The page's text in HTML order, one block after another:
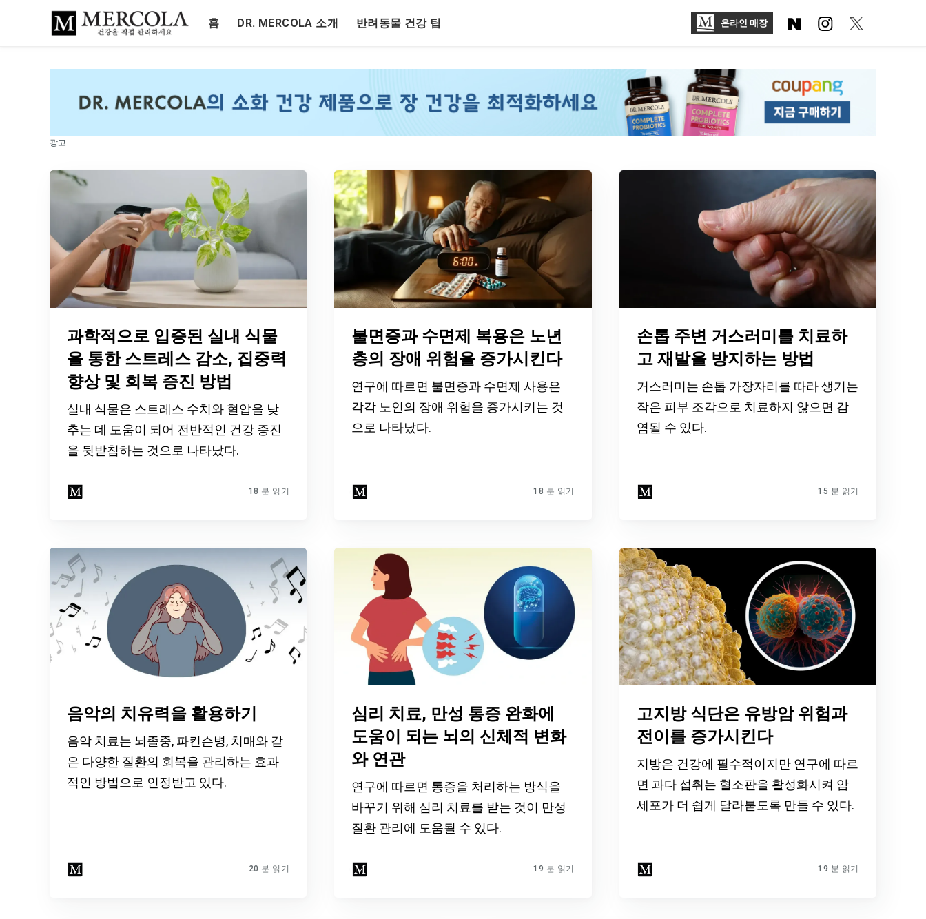
홈 DR. MERCOLA 소개 반려동물 건강 팁 온라인 매장
광고
과학적으로 입증된 실내 식물
을 통한 스트레스 감소, 집중력
향상 및 회복 증진 방법
실내 식물은 스트레스 수치와 혈압을 낮
추는 데 도움이 되어 전반적인 건강 증진
을 뒷받침하는 것으로 나타났다.
18 분 읽기
불면증과 수면제 복용은 노년
층의 장애 위험을 증가시킨다
연구에 따르면 불면증과 수면제 사용은
각각 노인의 장애 위험을 증가시키는 것
으로 나타났다.
18 분 읽기
손톱 주변 거스러미를 치료하
고 재발을 방지하는 방법
거스러미는 손톱 가장자리를 따라 생기는
작은 피부 조각으로 치료하지 않으면 감
염될 수 있다.
15 분 읽기
음악의 치유력을 활용하기
음악 치료는 뇌졸중, 파킨슨병, 치매와 같
은 다양한 질환의 회복을 관리하는 효과
적인 방법으로 인정받고 있다.
20 분 읽기
심리 치료, 만성 통증 완화에
도움이 되는 뇌의 신체적 변화
와 연관
연구에 따르면 통증을 처리하는 방식을
바꾸기 위해 심리 치료를 받는 것이 만성
질환 관리에 도움될 수 있다.
19 분 읽기
고지방 식단은 유방암 위험과
전이를 증가시킨다
지방은 건강에 필수적이지만 연구에 따르
면 과다 섭취는 혈소판을 활성화시켜 암
세포가 더 쉽게 달라붙도록 만들 수 있다.
19 분 읽기